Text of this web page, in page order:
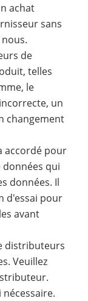
achat
sans
de
telles
le
un
changement
accordé pour
qui
données. Il
d'essai pour
avant
distributeurs
Veuillez